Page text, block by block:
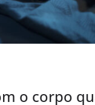
o corpo